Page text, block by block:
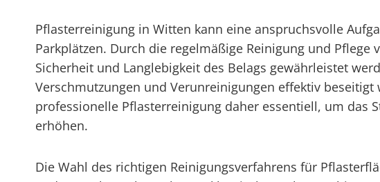
Pflasterreinigung in Witten kann eine anspruchsvolle
Parkplätzen. Durch die regelmäßige Reinigung und
Sicherheit und Langlebigkeit des Belags gewährleistet
Verschmutzungen und Verunreinigungen effektiv
professionelle Pflasterreinigung daher essentiell, um das
erhöhen.
Die Wahl des richtigen Reinigungsverfahrens für